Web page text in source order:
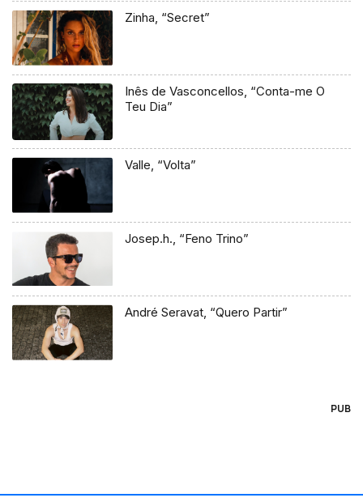
Zinha, “Secret”
Inês de Vasconcellos, “Conta-me O
Teu Dia”
Valle, “Volta”
Josep.h., “Feno Trino”
André Seravat, “Quero Partir”
PUB